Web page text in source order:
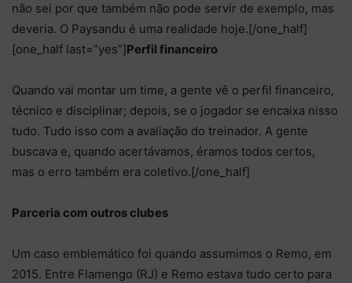
não sei por que também não pode servir de exemplo, mas
deveria. O Paysandu é uma realidade hoje.[/one_half]
[one_half last=”yes”]Perfil financeiro
Quando vai montar um time, a gente vê o perfil financeiro,
técnico e disciplinar; depois, se o jogador se encaixa nisso
tudo. Tudo isso com a avaliação do treinador. A gente
buscava e, quando acertávamos, éramos todos certos,
mas o erro também era coletivo.[/one_half]
Parceria com outros clubes
Um caso emblemático foi quando assumimos o Remo, em
2015. Entre Flamengo (RJ) e Remo estava tudo certo para